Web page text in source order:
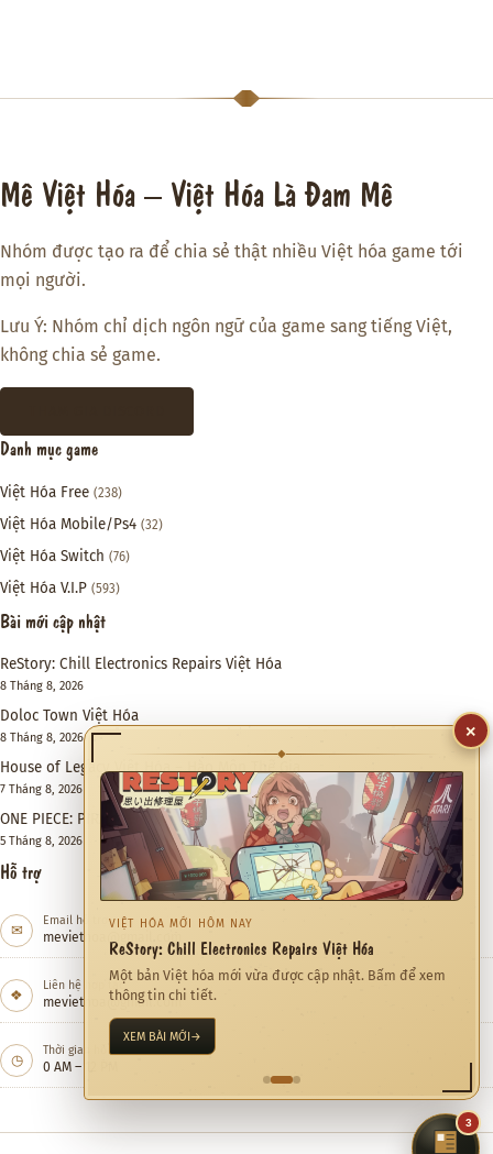
Mê Việt Hóa – Việt Hóa Là Đam Mê
Nhóm được tạo ra để chia sẻ thật nhiều Việt hóa game tới
mọi người.
Lưu Ý: Nhóm chỉ dịch ngôn ngữ của game sang tiếng Việt,
không chia sẻ game.
Danh mục game
Việt Hóa Free (238)
Việt Hóa Mobile/Ps4 (32)
Việt Hóa Switch (76)
Việt Hóa V.I.P (593)
Bài mới cập nhật
ReStory: Chill Electronics Repairs Việt Hóa
8 Tháng 8, 2026
Doloc Town Việt Hóa
8 Tháng 8, 2026
House of Legacy Việt Hóa – Hào Môn Thế Gia
7 Tháng 8, 2026
ONE PIECE: PIRATE WARRIORS 4 Việt Hóa
5 Tháng 8, 2026
Hỗ trợ
✉ Email hỗ trợ
meviethoa@gmail.com
❖ Liên hệ hợp tác
meviethoa@gmail.com
◷ Thời gian hỗ trợ
0 AM – 12 PM
×
◆
VIỆT HÓA MỚI HÔM NAY
ReStory: Chill Electronics Repairs Việt Hóa
Một bản Việt hóa mới vừa được cập nhật. Bấm để xem
thông tin chi tiết.
XEM BÀI MỚI→
3